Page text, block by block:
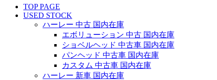
TOP PAGE
USED STOCK
ハーレー 中古 国内在庫
エボリューション 中古 国内在庫
ショベルヘッド 中古車 国内在庫
パンヘッド 中古車 国内在庫
カスタム 中古車 国内在庫
ハーレー 新車 国内在庫